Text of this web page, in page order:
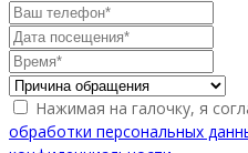
Нажимая на галочку, я
обработки персональных